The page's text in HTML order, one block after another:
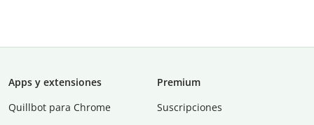
Apps y extensiones
Quillbot para Chrome
Premium
Suscripciones